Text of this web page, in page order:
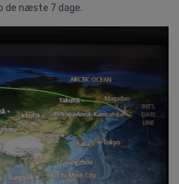
de næste 7 dage.